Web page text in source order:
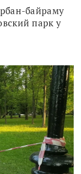
байраму
парк у